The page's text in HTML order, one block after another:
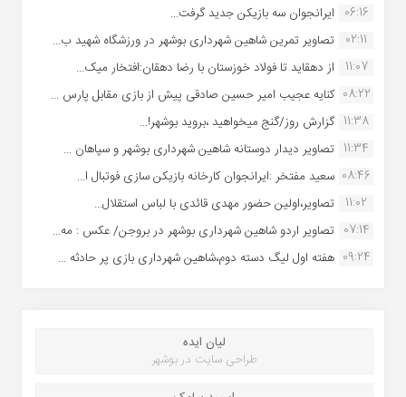
06:16 ایرانجوان سه بازیکن جدید گرفت...
02:11
تصاویر تمرین شاهین شهردارى بوشهر در ورزشگاه شهید ب...
11:07
از دهقاید تا فولاد خوزستان با رضا دهقان:افتخار میک...
08:22 کنایه عجیب امیر حسین صادقی پیش از بازی مقابل پارس ...
11:38 گزارش روز/گنج میخواهید ،بروید بوشهر!...
11:34 تصاویر دیدار دوستانه شاهین شهردارى بوشهر و سپاهان ...
08:46 سعید مفتخر :ایرانجوان کارخانه بازیکن سازی فوتبال ا...
11:02
تصاویر،اولین حضور مهدی قائدی با لباس استقلال...
07:14 تصاویر اردو شاهین شهرداری بوشهر در بروجن/ عکس : مه...
09:24 هفته اول لیگ دسته دوم،شاهین شهرداری بازی پر حادثه ...
لیان ایده
طراحی سایت در بوشهر